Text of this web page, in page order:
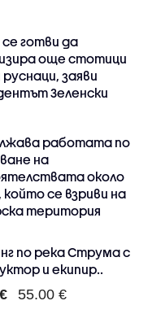
готви да
още стотици
руснаци, заяви
Зеленски
работата по
на
около
се взриви на
територия
по река Струма с
и екипир..
55.00 €